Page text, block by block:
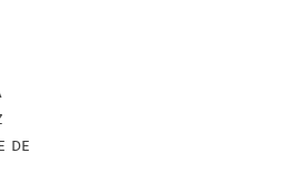
de